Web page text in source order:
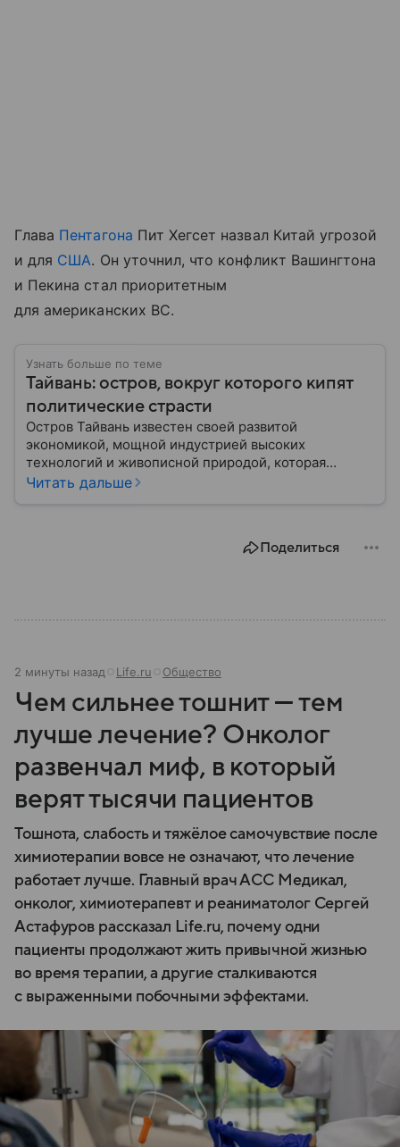
Глава Пентагона Пит Хегсет назвал Китай угрозой
и для США. Он уточнил, что конфликт Вашингтона
и Пекина стал приоритетным
для американских ВС.
Узнать больше по теме
Тайвань: остров, вокруг которого кипят
политические страсти
Остров Тайвань известен своей развитой
экономикой, мощной индустрией высоких
технологий и живописной природой, которая
сочетает в себе современные мегаполисы и горные
Читать дальше
Поделиться
2 минуты назад Life.ru Общество
Чем сильнее тошнит — тем
лучше лечение? Онколог
развенчал миф, в который
верят тысячи пациентов
Тошнота, слабость и тяжёлое самочувствие после
химиотерапии вовсе не означают, что лечение
работает лучше. Главный врач АСС Медикал,
онколог, химиотерапевт и реаниматолог Сергей
Астафуров рассказал Life.ru, почему одни
пациенты продолжают жить привычной жизнью
во время терапии, а другие сталкиваются
с выраженными побочными эффектами.